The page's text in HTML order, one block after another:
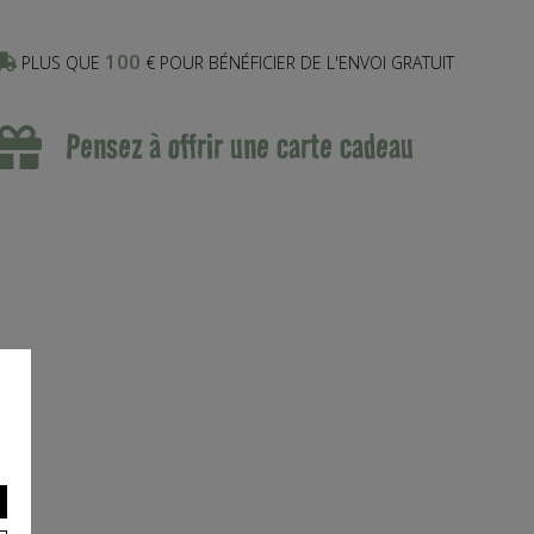
PLUS QUE 100 € POUR BÉNÉFICIER DE L'ENVOI GRATUIT
Pensez à offrir une carte cadeau